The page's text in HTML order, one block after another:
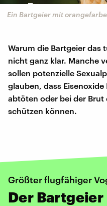
Ein Bartgeier mit
Warum die Bartgeier das
nicht ganz klar. Manche
sollen potenzielle
glauben, dass
abtöten oder bei der Brut
schützen können.
Größter flugfähiger
Der